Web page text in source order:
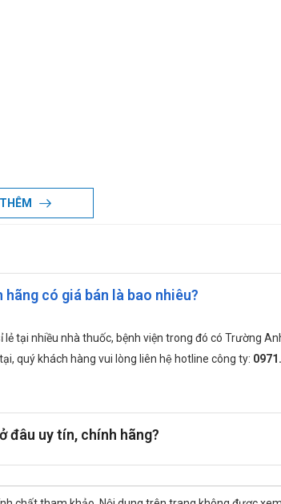
(nhạy cảm với Gentamicin) và nấm (nhạy cảm với
Tuy nhiên, khi bôi thuốc trong 3 - 4 tuần mà không
có giá bán là bao nhiêu?
lẻ tại nhiều nhà thuốc, bệnh viện trong đó có Trường
quý khách hàng vui lòng liên hệ hotline công ty:
đâu uy tín, chính hãng?